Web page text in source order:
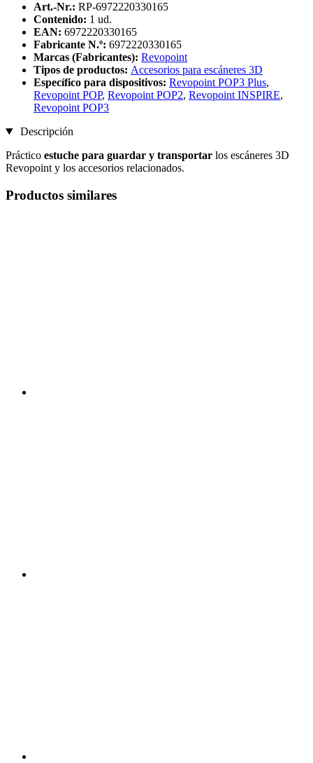
Art.-Nr.: RP-6972220330165
Contenido: 1 ud.
EAN: 6972220330165
Fabricante N.º: 6972220330165
Marcas (Fabricantes): Revopoint
Tipos de productos: Accesorios para escáneres 3D
Específico para dispositivos: Revopoint POP3 Plus,
Revopoint POP, Revopoint POP2, Revopoint INSPIRE,
Revopoint POP3
Descripción
Práctico estuche para guardar y transportar los escáneres 3D
Revopoint y los accesorios relacionados.
Productos similares